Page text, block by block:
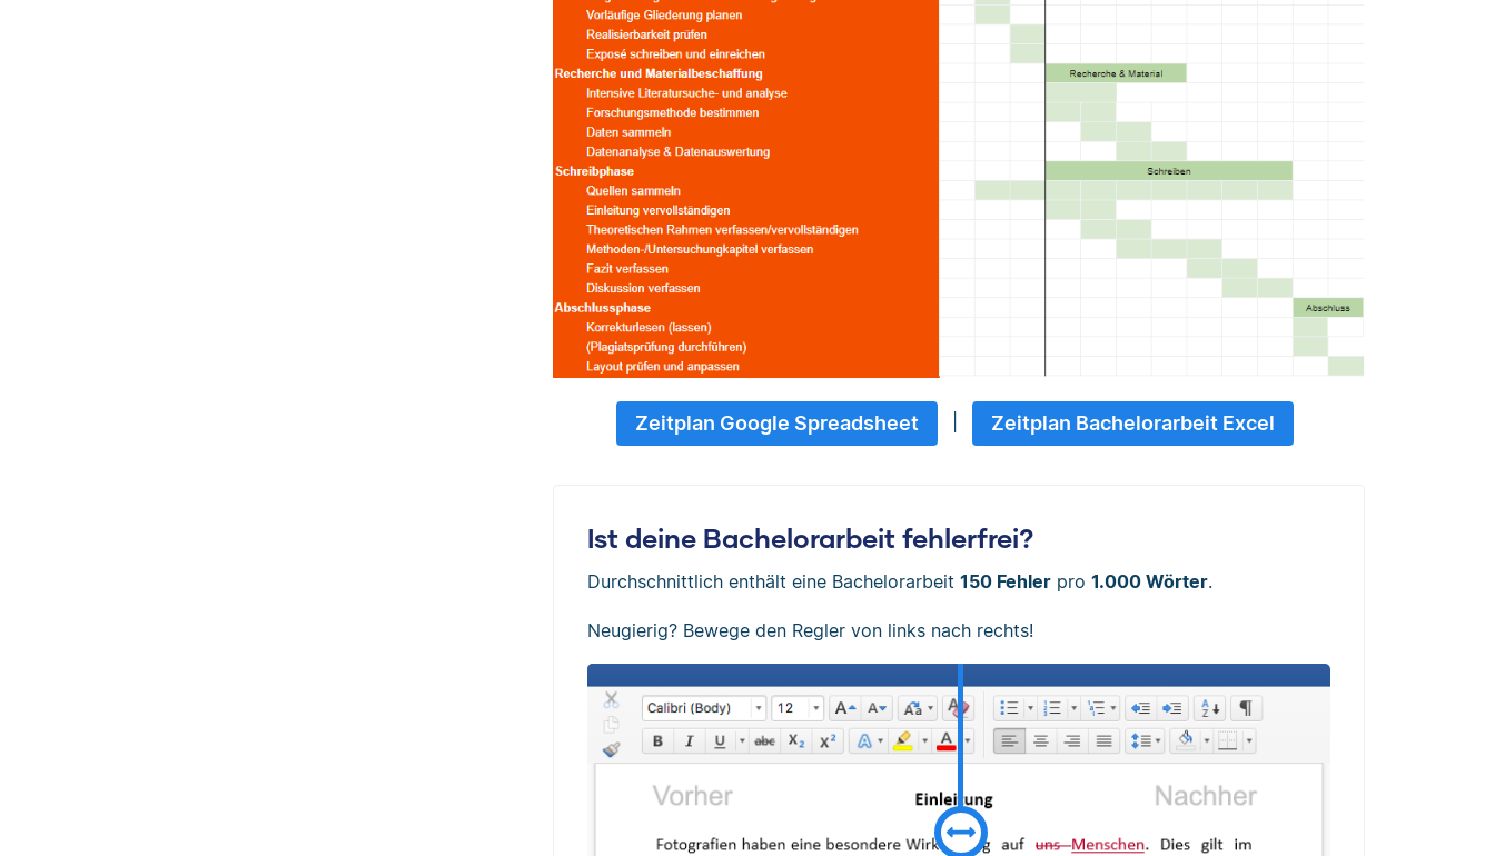
Zeitplan Google Spreadsheet Zeitplan Bachelorarbeit Excel
Ist deine Bachelorarbeit fehlerfrei?
Durchschnittlich enthält eine Bachelorarbeit 150 Fehler pro 1.000 Wörter.
Neugierig? Bewege den Regler von links nach rechts!